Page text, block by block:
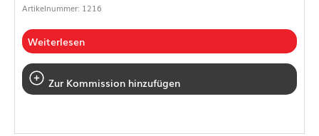
Artikelnummer: 1216
Weiterlesen
Zur Kommission hinzufügen